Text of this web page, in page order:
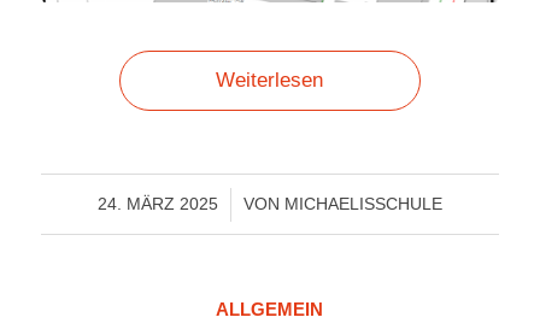
Weiterlesen
24. MÄRZ 2025
/ VON MICHAELISSCHULE
ALLGEMEIN